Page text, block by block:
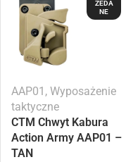
ZEDA
NE
AAP01 , Wyposażenie
taktyczne
CTM Chwyt Kabura
Action Army AAP01 –
TAN